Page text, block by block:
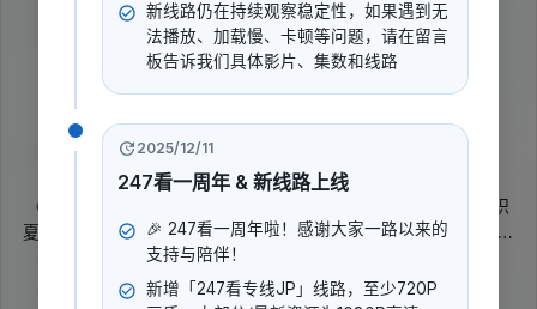
生命缘 第14季
暂无评分 2025
《生命缘 第14季》讲述麻醉科硕士李小满在医院规培期间，结识
夏朝阳、高歌、余跃。四位年轻人在不同科室轮转工作，因性格、
背景和学历差异产生观念碰撞，也在带教老师及医生们的指导下逐
渐理解彼此，培养默契、相互扶持，在忙碌的工作中努力实现自我
新线路仍在持续观察稳定性，如果遇到无
法播放、加载慢、卡顿等问题，请在留言
板告诉我们具体影片、集数和线路
2025/12/11
247看一周年 & 新线路上线
🎉 247看一周年啦！感谢大家一路以来的
支持与陪伴！
新增「247看专线JP」线路，至少720P